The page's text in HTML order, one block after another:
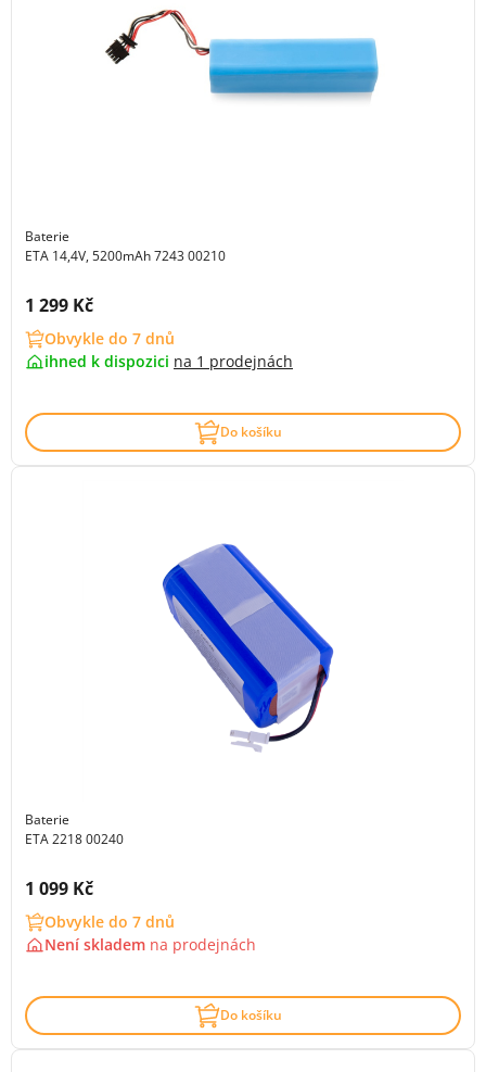
Baterie
ETA 14,4V, 5200mAh 7243 00210
Cena s DPH:
1 299 Kč
Obvykle do 7 dnů
ihned k dispozici na 1 prodejnách
Do košíku
Baterie
ETA 2218 00240
Cena s DPH:
1 099 Kč
Obvykle do 7 dnů
Není skladem na prodejnách
Do košíku